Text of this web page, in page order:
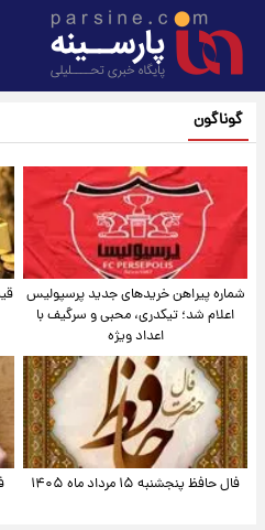
گوناگون
شماره پیراهن خریدهای جدید پرسپولیس
اعلام شد؛ تیکدری، محبی و سرگیف با
اعداد ویژه
فال حافظ پنجشنبه ۱۵ مرداد ماه ۱۴۰۵